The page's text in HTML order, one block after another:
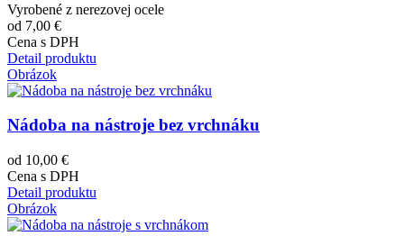
Vyrobené z nerezovej ocele
od 7,00 €
Cena s DPH
Detail produktu
Obrázok
Nádoba na nástroje bez vrchnáku
od 10,00 €
Cena s DPH
Detail produktu
Obrázok